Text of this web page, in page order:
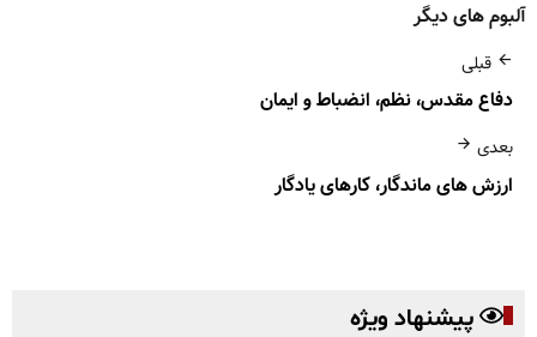
آلبوم های دیگر
قبلی
دفاع مقدس، نظم، انضباط و ایمان
بعدی
ارزش های ماندگار، کارهای یادگار
پیشنهاد ویژه